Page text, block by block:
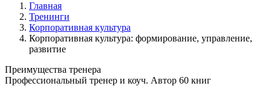
Главная
Тренинги
Корпоративная культура
Корпоративная культура: формирование, управление,
развитие
Преимущества тренера
Профессиональный тренер и коуч. Автор 60 книг